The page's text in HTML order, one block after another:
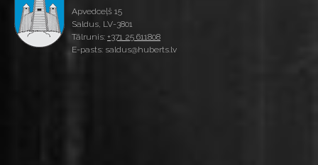
Apvedceļš 15
Saldus, LV-3801
Tālrunis: +371 25 611808
E-pasts: saldus@huberts.lv